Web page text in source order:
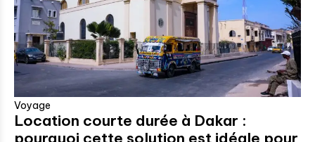
Voyage
Location courte durée à Dakar :